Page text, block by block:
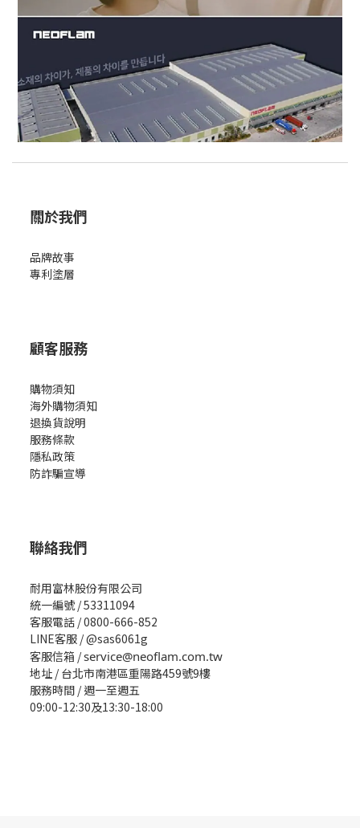
關於我們
品牌故事
專利塗層
顧客服務
購物須知
海外購物須知
退換貨說明
服務條款
隱私政策
防詐騙宣導
聯絡我們
耐用富林股份有限公司
統一編號 / 53311094
客服電話 / 0800-666-852
LINE客服 / @sas6061g
客服信箱 /service@neoflam.com.tw
地址 / 台北市南港區重陽路459號9樓
服務時間 / 週一至週五
09:00-12:30及13:30-18:00